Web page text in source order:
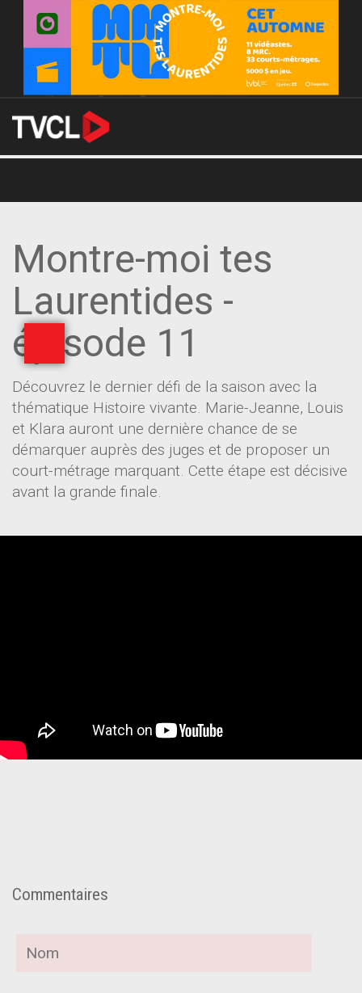
Montre-moi tes
Laurentides -
épisode 11
Découvrez le dernier défi de la saison avec la
thématique Histoire vivante. Marie-Jeanne, Louis
et Klara auront une dernière chance de se
démarquer auprès des juges et de proposer un
court-métrage marquant. Cette étape est décisive
avant la grande finale.
Commentaires